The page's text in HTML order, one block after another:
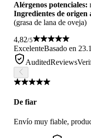
Alérgenos potenciales:
Ingredientes de origen
(grasa de lana de oveja)
4,82/5
ExcelenteBasado en
AuditedReviews
De fiar
Envío muy fiable,